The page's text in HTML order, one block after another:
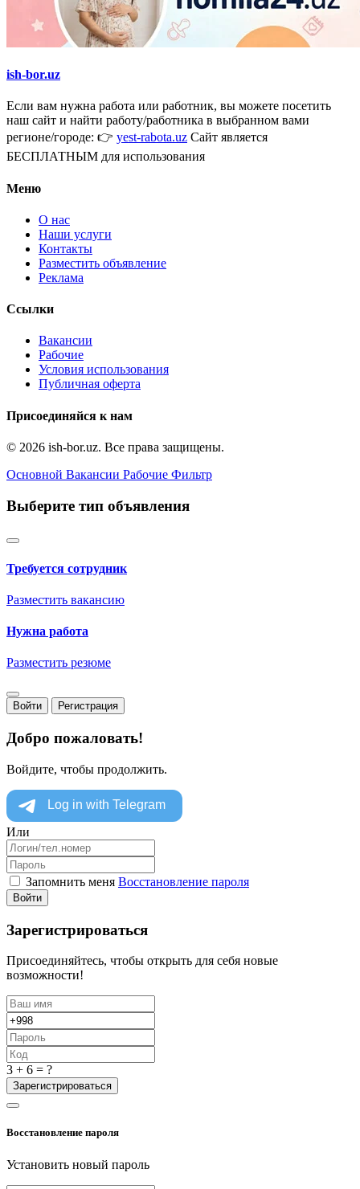
ish-bor.uz
Если вам нужна работа или работник, вы можете посетить
наш сайт и найти работу/работника в выбранном вами
регионе/городе: 👉 yest-rabota.uz Сайт является
БЕСПЛАТНЫМ для использования
Меню
О нас
Наши услуги
Контакты
Разместить объявление
Реклама
Ссылки
Вакансии
Рабочие
Условия использования
Публичная оферта
Присоединяйся к нам
© 2026 ish-bor.uz. Все права защищены.
Основной Вакансии Рабочие Фильтр
Выберите тип объявления
Требуется сотрудник
Разместить вакансию
Нужна работа
Разместить резюме
Войти Регистрация
Добро пожаловать!
Войдите, чтобы продолжить.
Или
Запомнить меня Восстановление пароля
Войти
Зарегистрироваться
Присоединяйтесь, чтобы открыть для себя новые
возможности!
3 + 6 = ?
Зарегистрироваться
Восстановление пароля
Установить новый пароль